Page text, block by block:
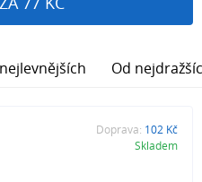
Od
Doprava: 102 Kč
Skladem